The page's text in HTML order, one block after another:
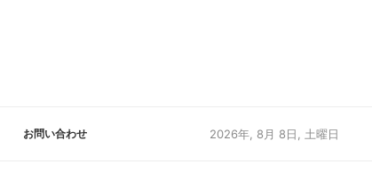
お問い合わせ 2026年, 8月 8日, 土曜日